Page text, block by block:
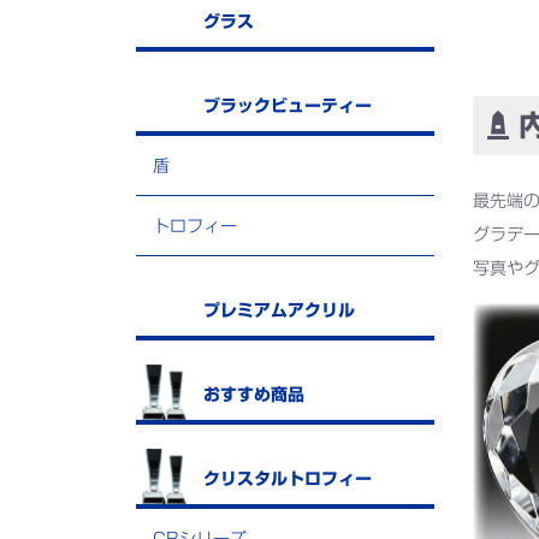
グラス
ブラックビューティー
盾
トロフィー
プレミアムアクリル
おすすめ商品
クリスタルトロフィー
最先端
グラデ
写真や